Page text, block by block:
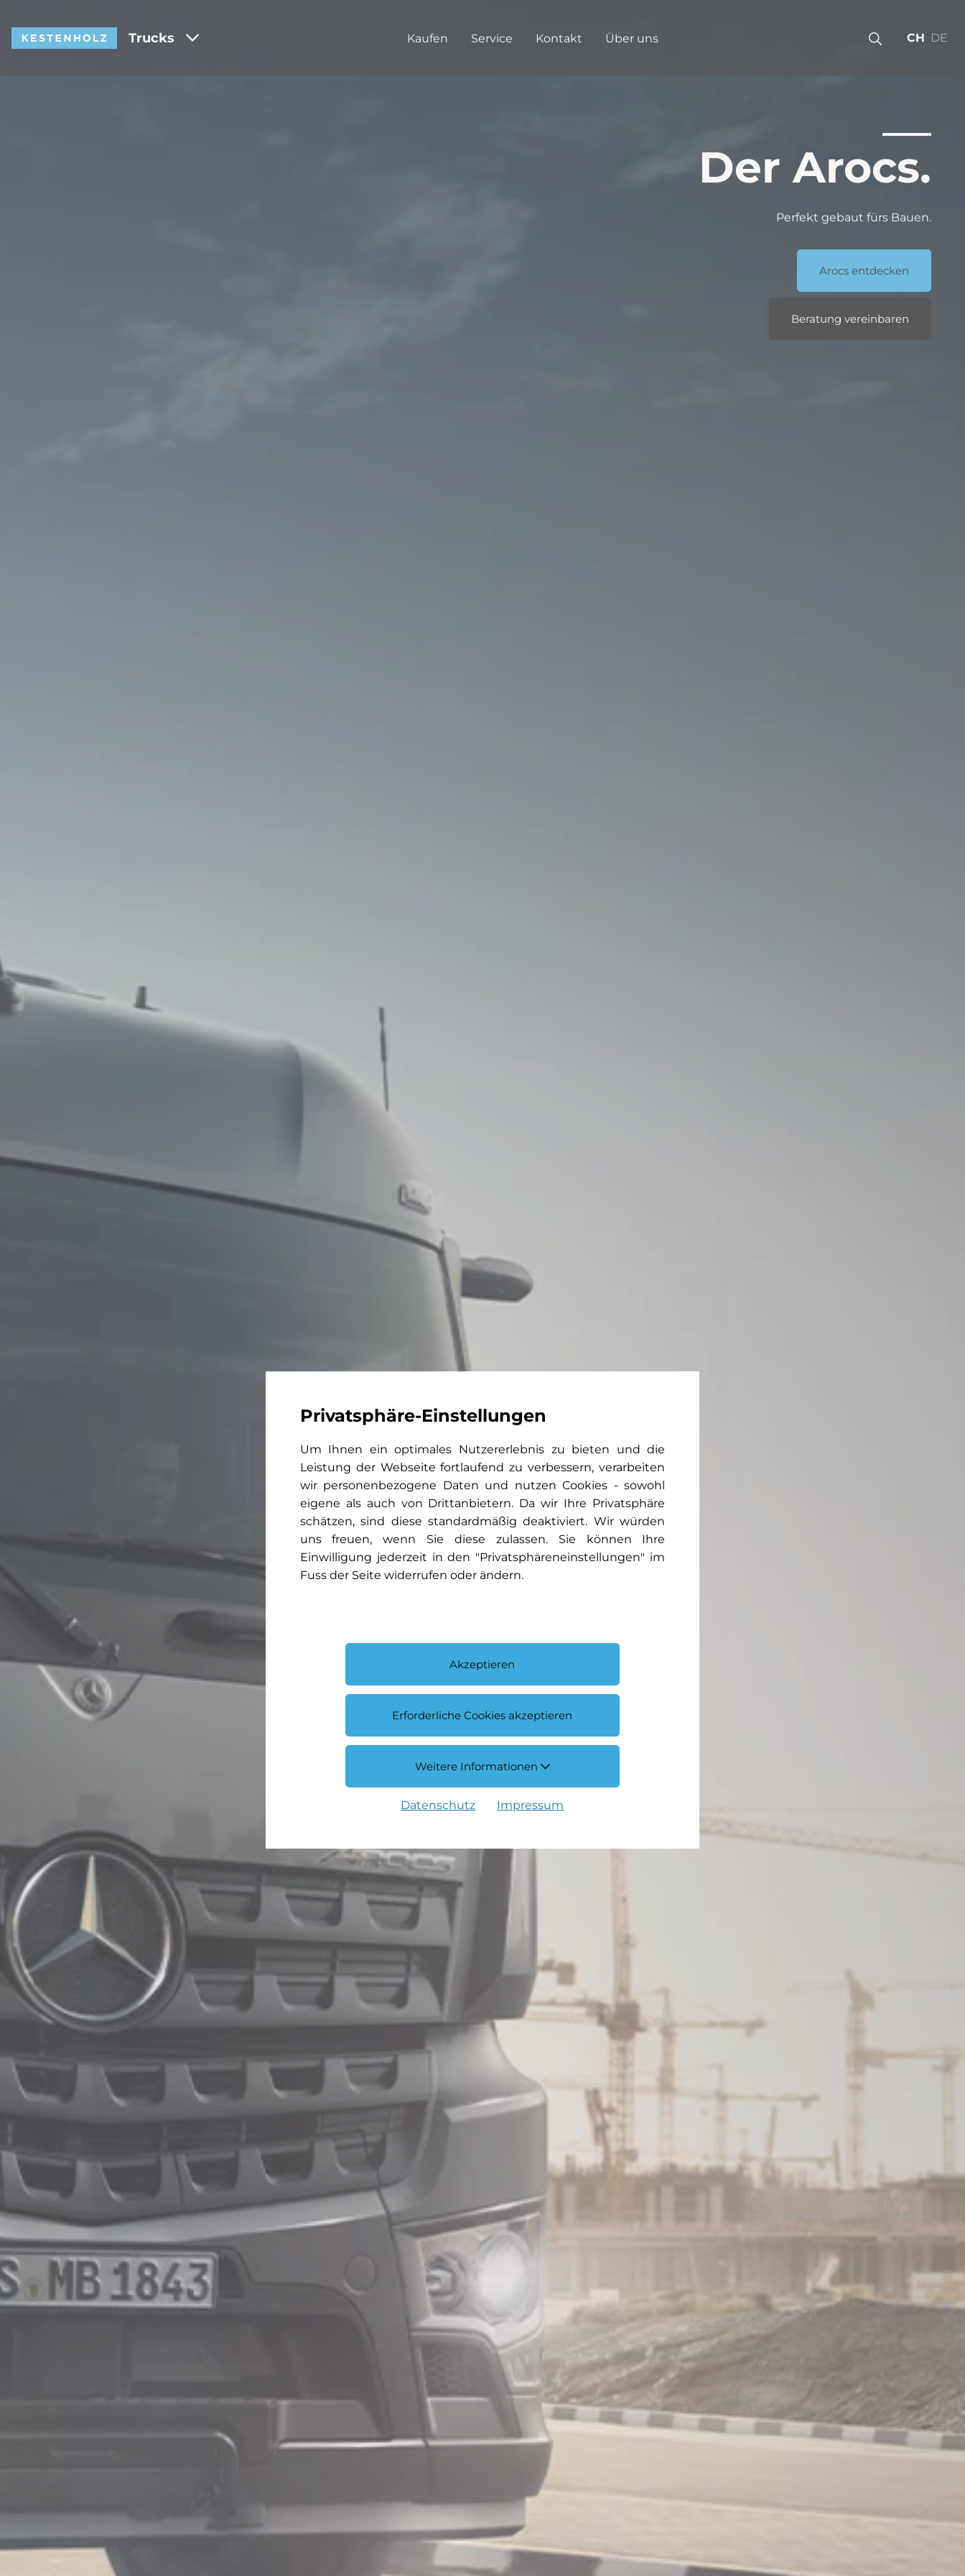
Privatsphäre-Einstellungen
Um Ihnen ein optimales Nutzererlebnis zu bieten und die
Leistung der Webseite fortlaufend zu verbessern, verarbeiten
wir personenbezogene Daten und nutzen Cookies - sowohl
eigene als auch von Drittanbietern. Da wir Ihre Privatsphäre
schätzen, sind diese standardmäßig deaktiviert. Wir würden
uns freuen, wenn Sie diese zulassen. Sie können Ihre
Einwilligung jederzeit in den "Privatsphäreneinstellungen" im
Fuss der Seite widerrufen oder ändern.
Akzeptieren
Erforderliche Cookies akzeptieren
Weitere Informationen
Datenschutz Impressum
Trucks Kaufen Service Kontakt Über uns CH DE
Der Arocs.
Perfekt gebaut fürs Bauen.
Arocs entdecken
Beratung vereinbaren